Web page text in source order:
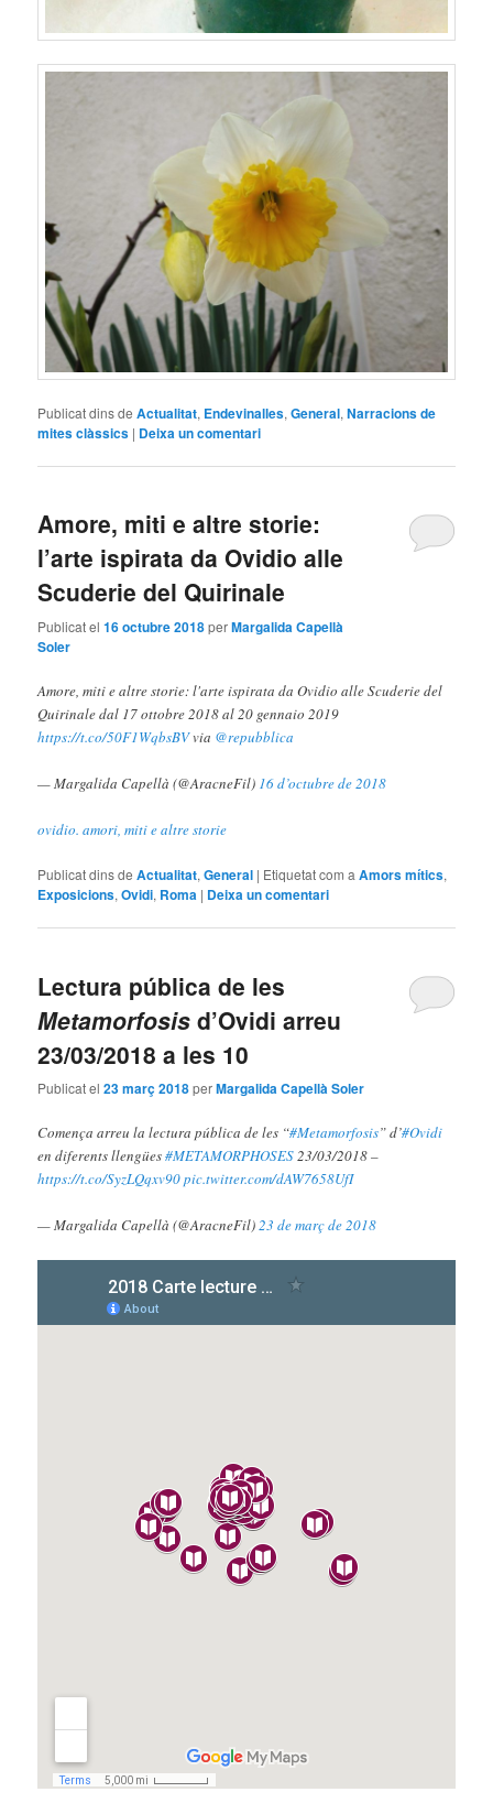
Publicat dins de Actualitat, Endevinalles,General,Narracions de
mites clàssics | Deixa un comentari
Amore, miti e altre storie:
l’arte ispirata da Ovidio alle
Scuderie del Quirinale
Publicat el16 octubre 2018perMargalida Capellà
Soler
Amore, miti e altre storie: l'arte ispirata da Ovidio alle Scuderie del
Quirinale dal 17 ottobre 2018 al 20 gennaio 2019
https://t.co/50F1WqbsBVvia @repubblica
— Margalida Capellà (@AracneFil) 16 d’octubre de 2018
ovidio. amori, miti e altre storie
Publicat dins de Actualitat,General | Etiquetat com a Amors mítics,
Exposicions,Ovidi, Roma | Deixa un comentari
Lectura pública de les
Metamorfosis d’Ovidi arreu
23/03/2018 a les 10
Publicat el23 març 2018perMargalida Capellà Soler
Comença arreu la lectura pública de les “#Metamorfosis” d’#Ovidi
en diferents llengües#METAMORPHOSES23/03/2018 –
https://t.co/SyzLQqxv90pic.twitter.com/dAW7658UfI
— Margalida Capellà (@AracneFil)23 de març de 2018